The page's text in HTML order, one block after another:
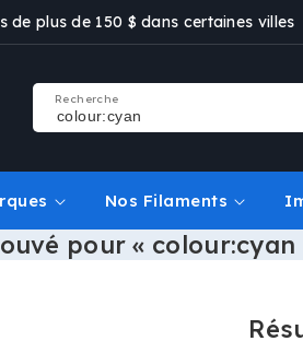
plus de 150 $ dans certaines villes
Recherche
Nos Filaments
pour « colour:cyan